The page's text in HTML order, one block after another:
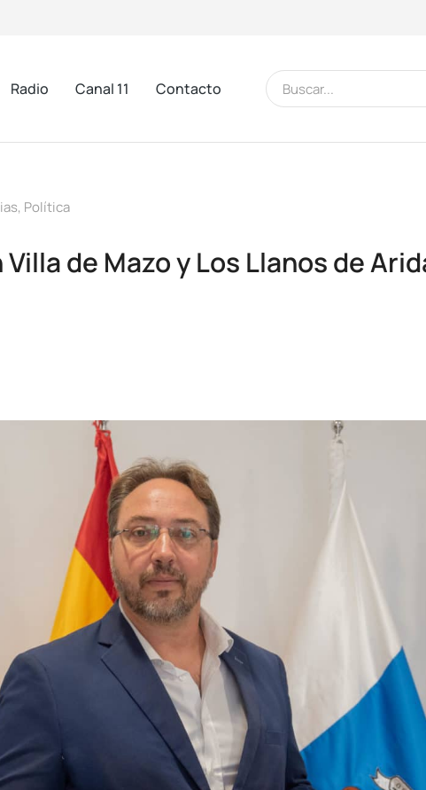
Radio Canal 11 Contacto
, Política
de Mazo y Los Llanos de